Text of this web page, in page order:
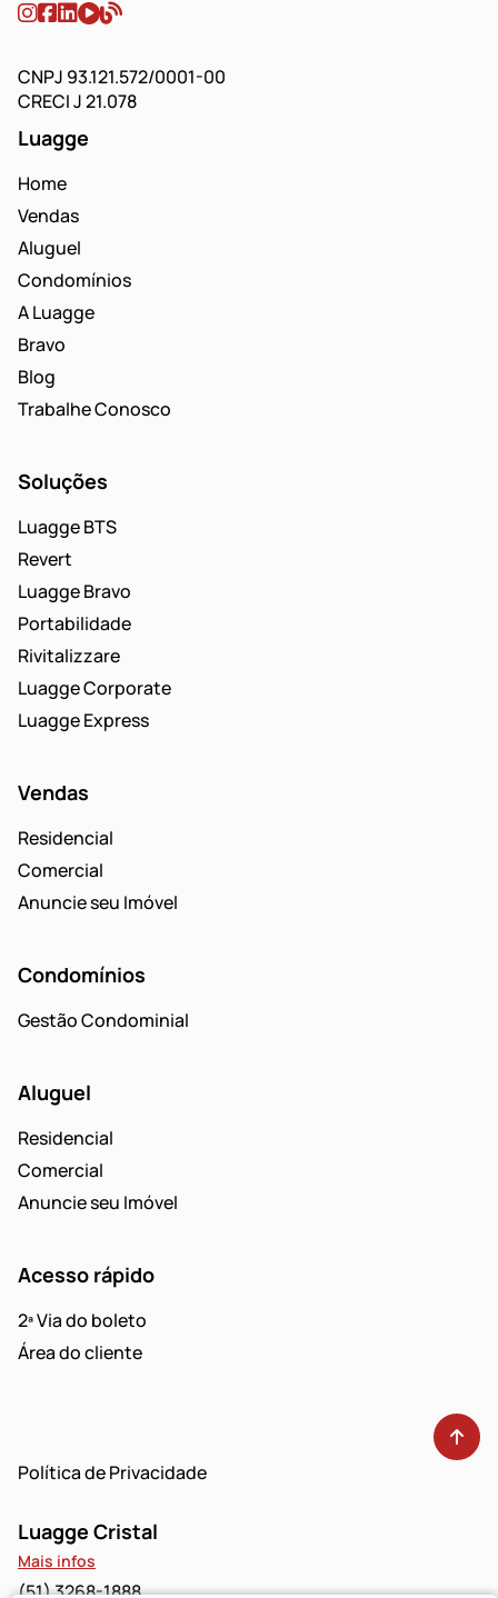
CNPJ 93.121.572/0001-00
CRECI J 21.078
Luagge
Home
Vendas
Aluguel
Condomínios
A Luagge
Bravo
Blog
Trabalhe Conosco
Soluções
Luagge BTS
Revert
Luagge Bravo
Portabilidade
Rivitalizzare
Luagge Corporate
Luagge Express
Vendas
Residencial
Comercial
Anuncie seu Imóvel
Condomínios
Gestão Condominial
Aluguel
Residencial
Comercial
Anuncie seu Imóvel
Acesso rápido
2ª Via do boleto
Área do cliente
Política de Privacidade
Luagge Cristal
Mais infos
(51) 3268-1888